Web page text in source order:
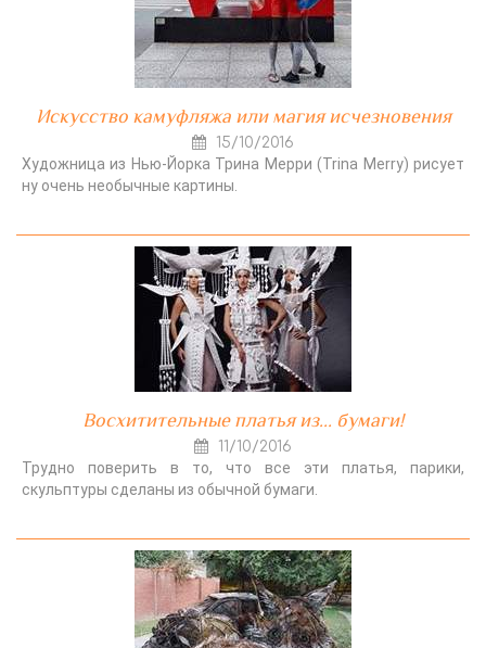
Искусство камуфляжа или магия исчезновения
15/10/2016
Художница из Нью-Йорка Трина Мерри (Trina Merry) рисует
ну очень необычные картины.
Восхитительные платья из... бумаги!
11/10/2016
Трудно поверить в то, что все эти платья, парики,
скульптуры сделаны из обычной бумаги.